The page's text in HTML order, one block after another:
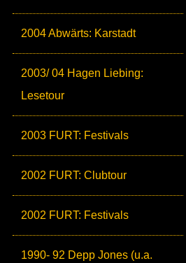
2004 Abwärts: Karstadt
2003/ 04 Hagen Liebing:
Lesetour
2003 FURT: Festivals
2002 FURT: Clubtour
2002 FURT: Festivals
1990- 92 Depp Jones (u.a.